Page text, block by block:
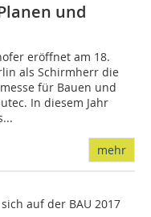
und
eröffnet am 18.
als Schirmherr die
für Bauen und
In diesem Jahr
mehr
auf der BAU 2017